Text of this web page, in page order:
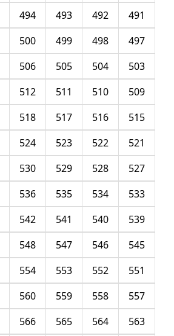
491
492
493
494
497
498
499
500
503
504
505
506
509
510
511
512
515
516
517
518
521
522
523
524
527
528
529
530
533
534
535
536
539
540
541
542
545
546
547
548
551
552
553
554
557
558
559
560
563
564
565
566